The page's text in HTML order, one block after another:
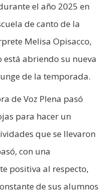
el año 2025 en
de canto de la
Melisa Opisacco,
abriendo su nueva
de la temporada.
de Voz Plena pasó
para hacer un
que se llevaron
con una
positiva al respecto,
de sus alumnos